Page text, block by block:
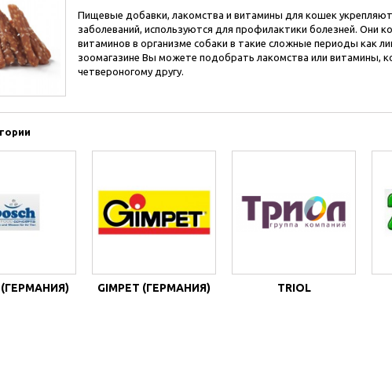
Пищевые добавки, лакомства и витамины для кошек
заболеваний, используются для профилактики болезней. Они
витаминов в организме собаки в такие сложные периоды как
зоомагазине Вы можете подобрать лакомства или витамины,
четвероногому другу.
(ГЕРМАНИЯ) GIMPET (ГЕРМАНИЯ) TRIOL